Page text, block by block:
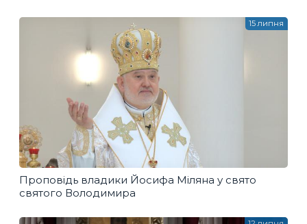
Проповідь владики Йосифа Міляна у свято
святого Володимира
15 липня